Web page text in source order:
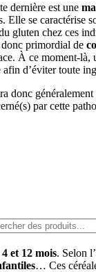
dernière est une
se caractérise
gluten chez ces
primordial de
À ce moment-là,
afin d’éviter toute
donc
par cette
et 12 mois. Selon
… Ces